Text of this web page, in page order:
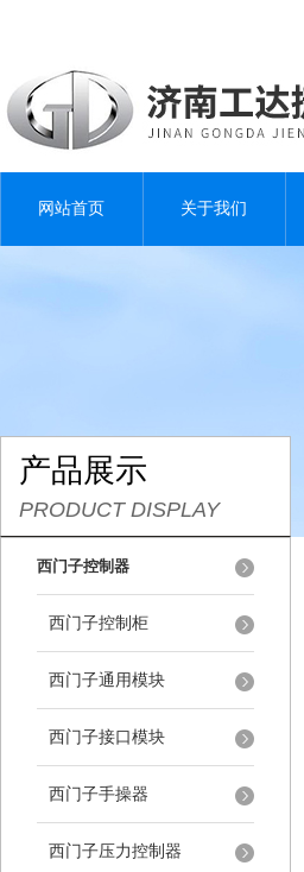
网站首页 关于我们
产品展示
PRODUCT DISPLAY
西门子控制器
西门子控制柜
西门子通用模块
西门子接口模块
西门子手操器
西门子压力控制器